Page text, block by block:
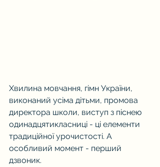
Хвилина мовчання, гімн України,
виконаний усіма дітьми, промова
директора школи, виступ з піснею
одинадцятикласниці - ці елементи
традиційної урочистості. А
особливий момент - перший
дзвоник.